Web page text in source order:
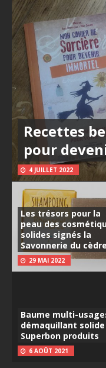
Recettes
pour
4 JUILLET 2022
Les trésors pour la
peau des
solides signés la
Savonnerie du cèdre
29 MAI 2022
Baume multi-
démaquillant solide
Superbon produits
6 AOÛT 2021